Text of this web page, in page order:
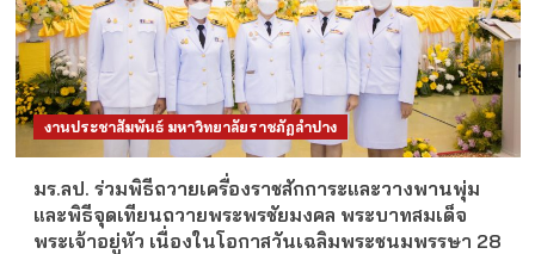
งานประชาสัมพันธ์ มหาวิทยาลัยราชภัฏลำปาง
มร.ลป. ร่วมพิธีถวายเครื่องราชสักการะและวางพานพุ่ม
และพิธีจุดเทียนถวายพระพรชัยมงคล พระบาทสมเด็จ
พระเจ้าอยู่หัว เนื่องในโอกาสวันเฉลิมพระชนมพรรษา 28